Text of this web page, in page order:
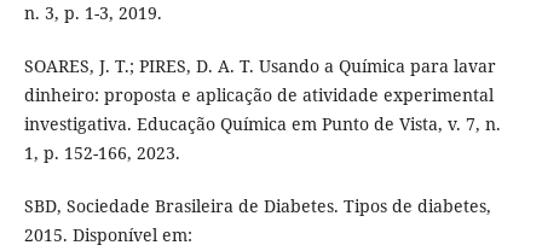
n. 3, p. 1-3, 2019.
SOARES, J. T.; PIRES, D. A. T. Usando a Química para lavar
dinheiro: proposta e aplicação de atividade experimental
investigativa. Educação Química em Punto de Vista, v. 7, n.
1, p. 152-166, 2023.
SBD, Sociedade Brasileira de Diabetes. Tipos de diabetes,
2015. Disponível em: